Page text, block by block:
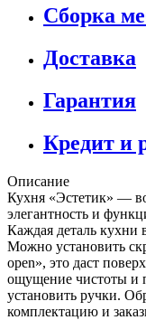
Сборка
Доставка
Гарантия
Кредит и
Описание
Кухня «Эстетик» —
элегантность и
Каждая деталь кухни
Можно установить
open», это даст
ощущение чистоты и
установить ручки.
комплектацию и